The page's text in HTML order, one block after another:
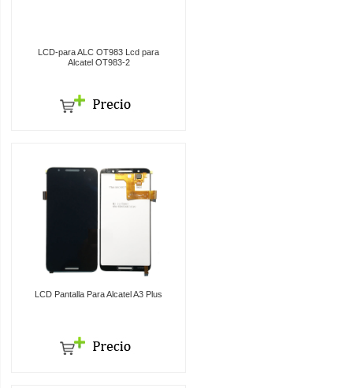
LCD-para ALC OT983 Lcd para
Alcatel OT983-2
LCD Pantalla Para Alcatel A3 Plus